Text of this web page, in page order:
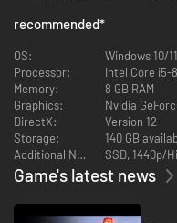
Kameos
Kameos forstærker drastisk
deres egne speciellle træk,
recommended*
OS:
Windows 10/
Processor:
Intel Core i5-
Memory:
8 GB RAM
Graphics:
Nvidia
DirectX:
Version 12
Storage:
140 GB
Additional Notes:
SSD, 1440p/
Game's latest news